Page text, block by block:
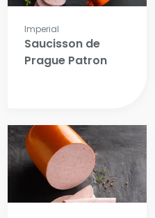
Imperial
Saucisson de
Prague Patron